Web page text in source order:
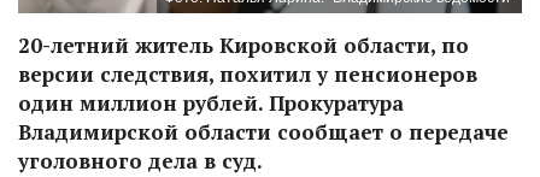
20-летний житель Кировской области, по
версии следствия, похитил у пенсионеров
один миллион рублей. Прокуратура
Владимирской области сообщает о передаче
уголовного дела в суд.